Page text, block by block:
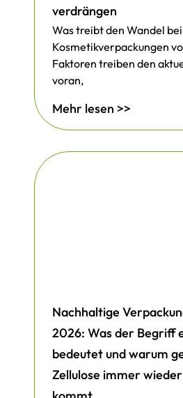
verdrängen
Was treibt den Wandel bei
Kosmetikverpackungen
Faktoren treiben den
voran,
Mehr lesen >>
Nachhaltige
2026: Was der Begriff
bedeutet und warum
Zellulose immer